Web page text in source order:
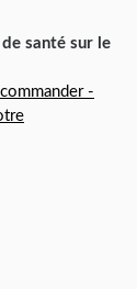
santé sur le
-